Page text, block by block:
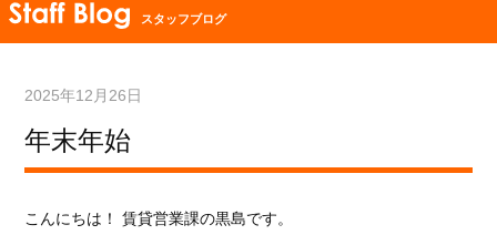
スタッフブログ
2025年12月26日
年末年始
こんにちは！ 賃貸営業課の黒島です。